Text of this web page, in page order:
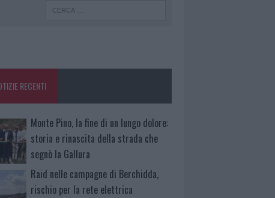
RECENTI
Monte Pino, la fine di un lungo dolore:
storia e rinascita della strada che
segnò la Gallura
Raid nelle campagne di Berchidda,
rischio per la rete elettrica